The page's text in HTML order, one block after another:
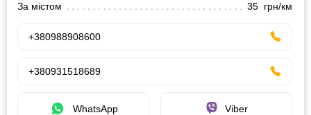
За містом
35 грн/км
+380988908600
+380931518689
WhatsApp Viber